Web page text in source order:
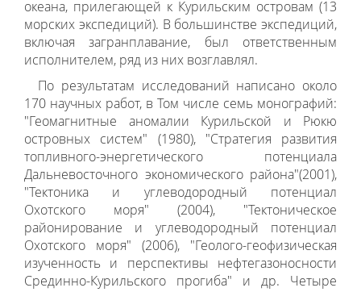
океана, прилегающей к Курильским островам (13
морских экспедиций). В большинстве экспедиций,
включая загранплавание, был ответственным
исполнителем, ряд из них возглавлял.
По результатам исследований написано около
170 научных работ, в Том числе семь монографий:
"Геомагнитные аномалии Курильской и Рюкю
островных систем" (1980), "Стратегия развития
топливного-энергетического потенциала
Дальневосточного экономического района"(2001),
"Тектоника и углеводородный потенциал
Охотского моря" (2004), "Тектоническое
районирование и углеводородный потенциал
Охотского моря" (2006), "Геолого-геофизическая
изученность и перспективы нефтегазоносности
Срединно-Курильского прогиба" и др. Четыре